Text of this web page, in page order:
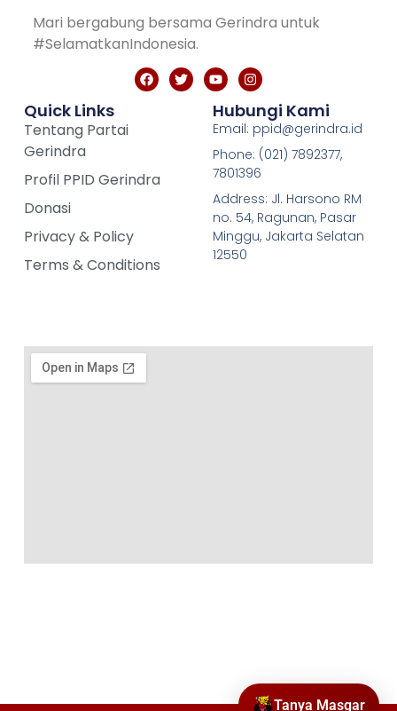
Tanya Masgar
Mari bergabung bersama Gerindra untuk
#SelamatkanIndonesia.
Quick Links
Tentang Partai
Gerindra
Profil PPID Gerindra
Donasi
Privacy & Policy
Terms & Conditions
Hubungi Kami
Email: ppid@gerindra.id
Phone: (021) 7892377,
7801396
Address: Jl. Harsono RM
no. 54, Ragunan, Pasar
Minggu, Jakarta Selatan
12550